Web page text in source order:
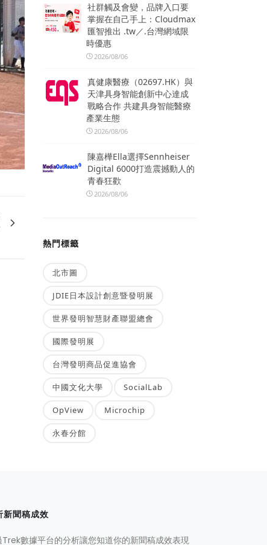
社群觸及會變，品牌入口要
掌握在自己手上：Cloudmax
匯智推出 .tw／.台灣網域限
時優惠
2026/08/06
真健康醫療（02697.HK）與
天津具身智能創新中心達成
戰略合作 共建具身智能醫療
產業生態
2026/08/06
陳嘉樺Ella選擇Sennheiser
Digital 6000打造震撼動人的
青春狂歡
2026/08/06
熱門標籤
北市圖
JDIE日本設計創意暨發明展
世界發明智慧財產聯盟總會
國際發明展
台灣發明商品促進協會
中國文化大學 SocialLab
OpView Microchip
永春分館
新聞稿成效
Trek數據平台的分析讓您知道你的新聞稿成效表現